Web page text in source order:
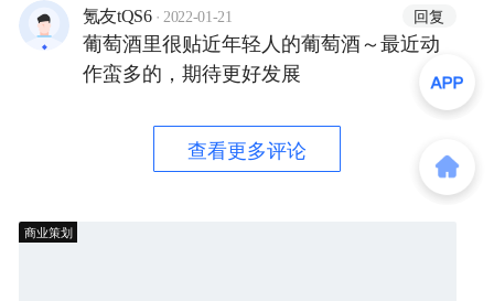
氪友tQS6 · 2022-01-21 回复
葡萄酒里很贴近年轻人的葡萄酒～最近动
作蛮多的，期待更好发展
查看更多评论
商业策划